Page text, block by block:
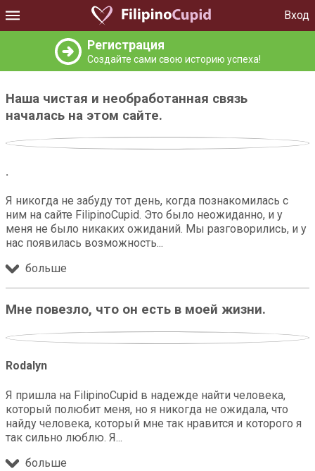
Вход
Регистрация
Создайте сами свою историю успеха!
Наша чистая и необработанная связь
началась на этом сайте.
.
Я никогда не забуду тот день, когда познакомилась с
ним на сайте FilipinoCupid. Это было неожиданно, и у
меня не было никаких ожиданий. Мы разговорились, и у
нас появилась возможность
больше
Мне повезло, что он есть в моей жизни.
Rodalyn
Я пришла на FilipinoCupid в надежде найти человека,
который полюбит меня, но я никогда не ожидала, что
найду человека, который мне так нравится и которого я
так сильно люблю. Я
больше